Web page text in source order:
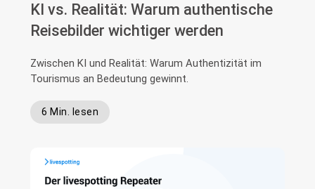
KI vs. Realität: Warum authentische
Reisebilder wichtiger werden
Zwischen KI und Realität: Warum Authentizität im
Tourismus an Bedeutung gewinnt.
6 Min. lesen